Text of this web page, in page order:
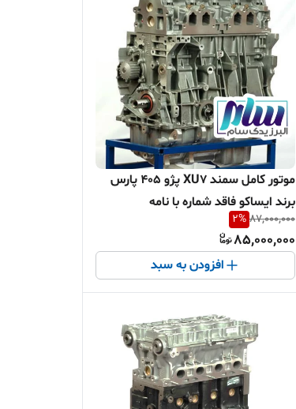
موتور کامل سمند XU7 پژو 405 پارس
برند ایساکو فاقد شماره با نامه
87,000,000
2%
85,000,000
افزودن به سبد